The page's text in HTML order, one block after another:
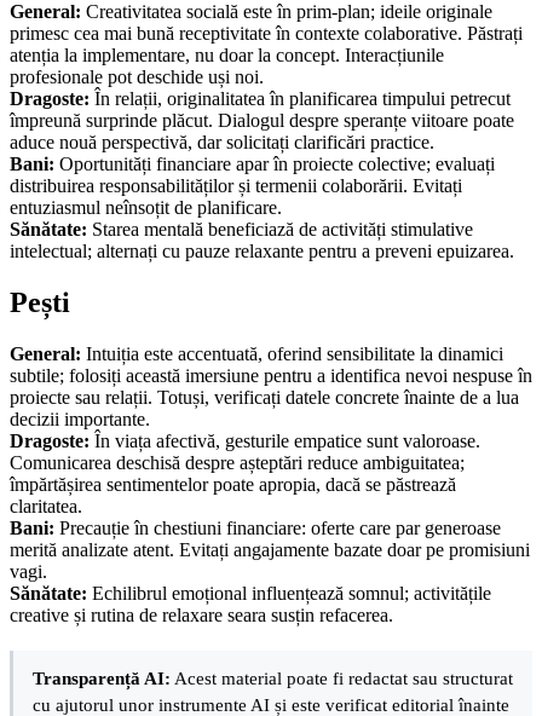
General: Creativitatea socială este în prim-plan; ideile originale
primesc cea mai bună receptivitate în contexte colaborative. Păstrați
atenția la implementare, nu doar la concept. Interacțiunile
profesionale pot deschide uși noi.
Dragoste: În relații, originalitatea în planificarea timpului petrecut
împreună surprinde plăcut. Dialogul despre speranțe viitoare poate
aduce nouă perspectivă, dar solicitați clarificări practice.
Bani: Oportunități financiare apar în proiecte colective; evaluați
distribuirea responsabilităților și termenii colaborării. Evitați
entuziasmul neînsoțit de planificare.
Sănătate: Starea mentală beneficiază de activități stimulative
intelectual; alternați cu pauze relaxante pentru a preveni epuizarea.
Pești
General: Intuiția este accentuată, oferind sensibilitate la dinamici
subtile; folosiți această imersiune pentru a identifica nevoi nespuse în
proiecte sau relații. Totuși, verificați datele concrete înainte de a lua
decizii importante.
Dragoste: În viața afectivă, gesturile empatice sunt valoroase.
Comunicarea deschisă despre așteptări reduce ambiguitatea;
împărtășirea sentimentelor poate apropia, dacă se păstrează
claritatea.
Bani: Precauție în chestiuni financiare: oferte care par generoase
merită analizate atent. Evitați angajamente bazate doar pe promisiuni
vagi.
Sănătate: Echilibrul emoțional influențează somnul; activitățile
creative și rutina de relaxare seara susțin refacerea.
Transparență AI: Acest material poate fi redactat sau structurat
cu ajutorul unor instrumente AI și este verificat editorial înainte